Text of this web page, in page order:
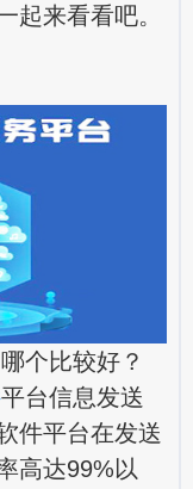
起来看看吧。
个比较好？
平台信息发送
平台在发送
高达99%以